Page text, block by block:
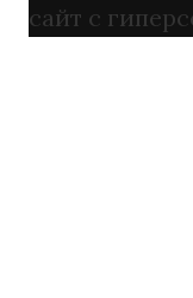
сайт с